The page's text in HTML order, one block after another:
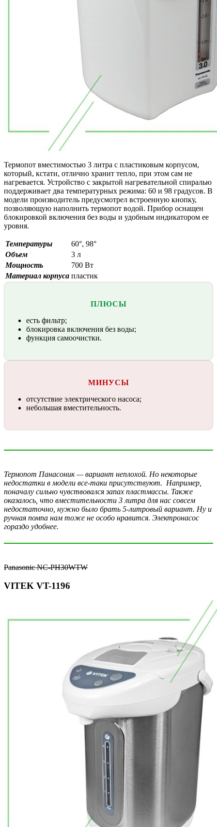
Термопот вместимостью 3 литра с пластиковым корпусом,
который, кстати, отлично хранит тепло, при этом сам не
нагревается. Устройство с закрытой нагревательной спиралью
поддерживает два температурных режима: 60 и 98 градусов. В
модели производитель предусмотрел встроенную кнопку,
позволяющую наполнить термопот водой. Прибор оснащен
блокировкой включения без воды и удобным индикатором ее
уровня.
Температуры
60°, 98°
Объем
3 л
Мощность
700 Вт
Материал корпуса пластик
ПЛЮСЫ
есть фильтр;
блокировка включения без воды;
функция самоочистки.
МИНУСЫ
отсутствие электрического насоса;
небольшая вместительность.
Термопот Панасоник — вариант неплохой. Но некоторые
недостатки в модели все-таки присутствуют. Например,
поначалу сильно чувствовался запах пластмассы. Также
оказалось, что вместительности 3 литра для нас совсем
недостаточно, нужно было брать 5-литровый вариант. Ну и
ручная помпа нам тоже не особо нравится. Электронасос
гораздо удобнее.
Panasonic NC-PH30WTW
VITEK VT-1196